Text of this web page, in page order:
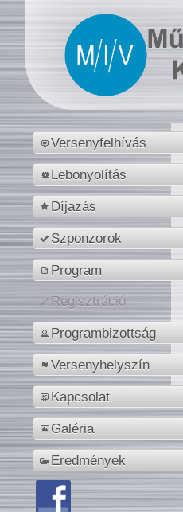
Versenyfelhívás
Lebonyolítás
Díjazás
Szponzorok
Program
Regisztráció
Programbizottság
Versenyhelyszín
Kapcsolat
Galéria
Eredmények